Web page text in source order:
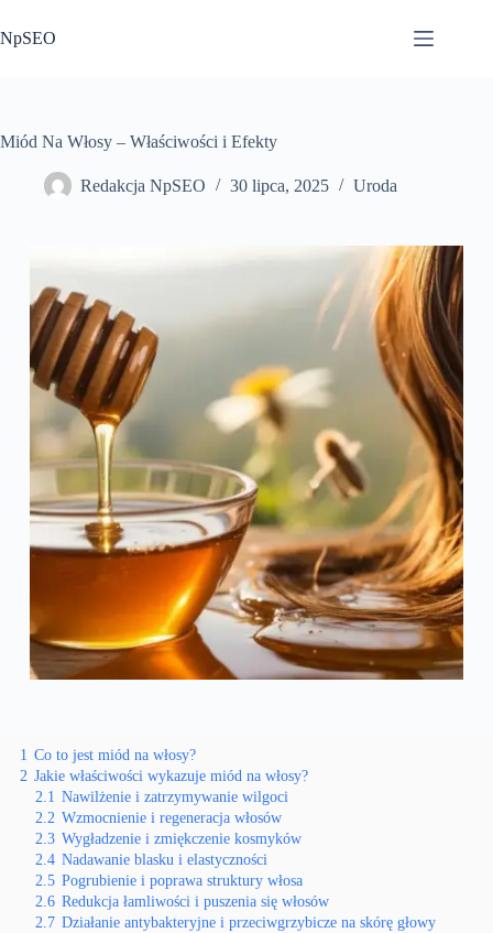
do
treści
NpSEO
Miód Na Włosy – Właściwości i Efekty
Redakcja NpSEO 30 lipca, 2025 Uroda
1 Co to jest miód na włosy?
2 Jakie właściwości wykazuje miód na włosy?
2.1 Nawilżenie i zatrzymywanie wilgoci
2.2 Wzmocnienie i regeneracja włosów
2.3 Wygładzenie i zmiękczenie kosmyków
2.4 Nadawanie blasku i elastyczności
2.5 Pogrubienie i poprawa struktury włosa
2.6 Redukcja łamliwości i puszenia się włosów
2.7 Działanie antybakteryjne i przeciwgrzybicze na skórę głowy